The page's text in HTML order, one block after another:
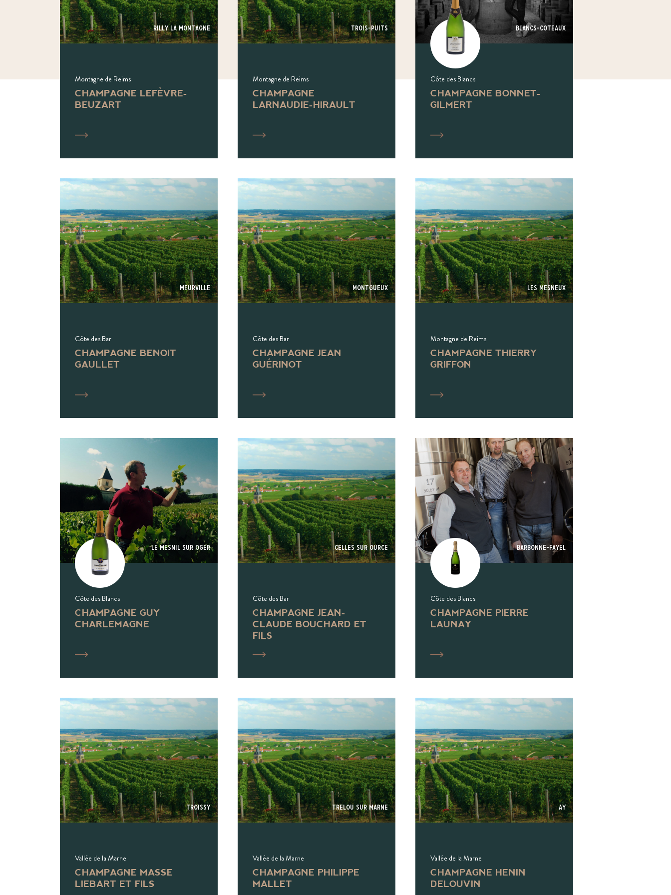
Rilly La Montagne
Montagne de Reims
CHAMPAGNE LEFÈVRE-
BEUZART
Trois-puits
Montagne de Reims
CHAMPAGNE
LARNAUDIE-HIRAULT
Blancs-coteaux
Côte des Blancs
CHAMPAGNE BONNET-
GILMERT
Meurville
Côte des Bar
CHAMPAGNE BENOIT
GAULLET
Montgueux
Côte des Bar
CHAMPAGNE JEAN
GUÉRINOT
Les Mesneux
Montagne de Reims
CHAMPAGNE THIERRY
GRIFFON
Le Mesnil Sur Oger
Côte des Blancs
CHAMPAGNE GUY
CHARLEMAGNE
Celles Sur Ource
Côte des Bar
CHAMPAGNE JEAN-
CLAUDE BOUCHARD ET
FILS
Barbonne-fayel
Côte des Blancs
CHAMPAGNE PIERRE
LAUNAY
Troissy
Vallée de la Marne
CHAMPAGNE MASSE
LIEBART ET FILS
Trelou Sur Marne
Vallée de la Marne
CHAMPAGNE PHILIPPE
MALLET
Ay
Vallée de la Marne
CHAMPAGNE HENIN
DELOUVIN